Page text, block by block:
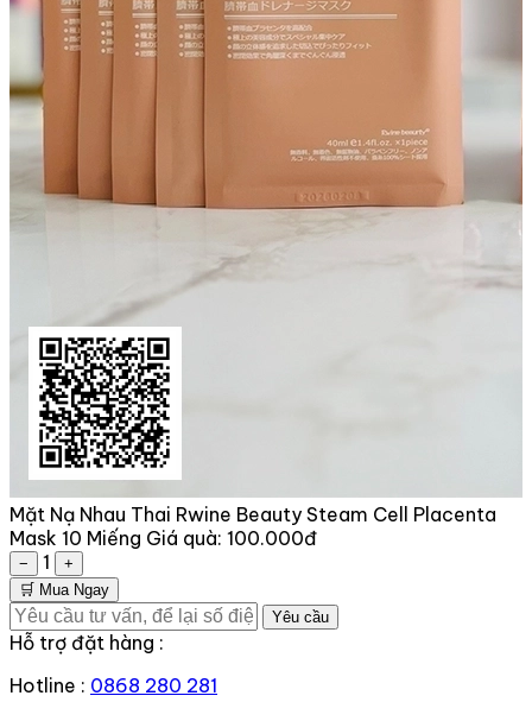
Mặt Nạ Nhau Thai Rwine Beauty Steam Cell Placenta
Mask 10 Miếng Giá quà: 100.000đ
− 1
+
🛒 Mua Ngay
Yêu cầu
Hỗ trợ đặt hàng :
Hotline : 0868 280 281